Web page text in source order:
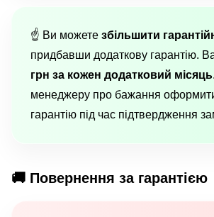
☝️ Ви можете збільшити
придбавши додаткову гарантію.
грн за кожен додатковий місяць
менеджеру про бажання
гарантію під час підтвердження
🚚 Повернення за гарантією